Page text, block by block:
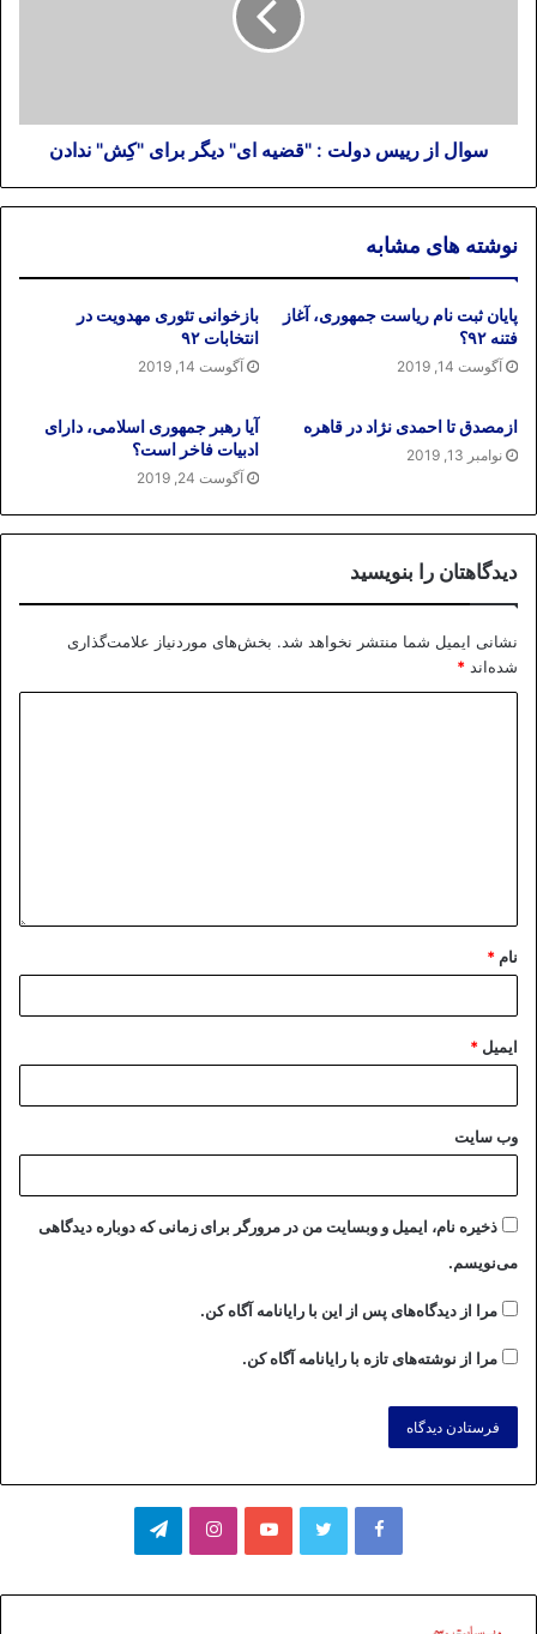
سوال از رییس دولت : "قضیه ای" دیگر برای "کِش" ندادن
نوشته های مشابه
پایان ثبت نام ریاست جمهوری، آغاز
فتنه ۹۲؟
آگوست 14, 2019
بازخوانی تئوری مهدویت در
انتخابات ۹۲
آگوست 14, 2019
ازمصدق تا احمدی نژاد در قاهره
نوامبر 13, 2019
آیا رهبر جمهوری اسلامی، دارای
ادبیات فاخر است؟
آگوست 24, 2019
دیدگاهتان را بنویسید
نشانی ایمیل شما منتشر نخواهد شد. بخش‌های موردنیاز علامت‌گذاری
شده‌اند *
نام *
ایمیل *
وب‌ سایت
ذخیره نام، ایمیل و وبسایت من در مرورگر برای زمانی که دوباره دیدگاهی
می‌نویسم.
مرا از دیدگاه‌های پس از این با رایانامه آگاه کن.
مرا از نوشته‌های تازه با رایانامه آگاه کن.
فیسبوک توییتر یوتیوباینستاگرامتلگرام